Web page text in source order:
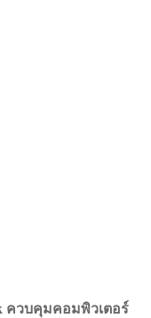
ควบคุมคอมพิวเตอร์